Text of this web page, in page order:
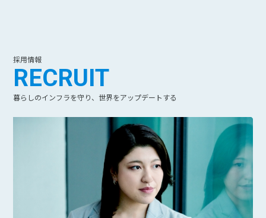
採用情報
RECRUIT
暮らしのインフラを守り、世界をアップデートする